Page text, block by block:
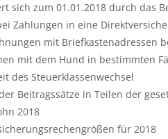
sich zum 01.01.2018 durch das
Zahlungen in eine
mit Briefkastenadressen
mit dem Hund in bestimmten
des Steuerklassenwechsel
Beitragssätze in Teilen der
2018
für 2018